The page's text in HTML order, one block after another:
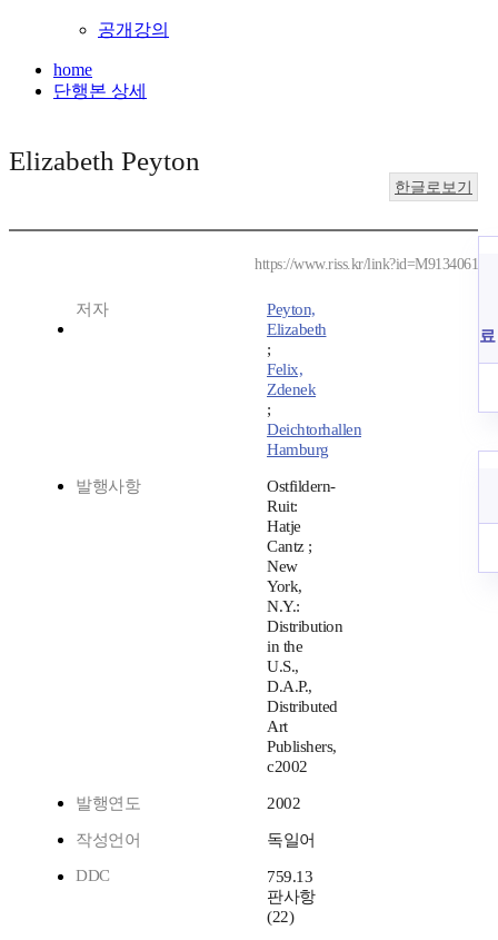
공개강의
home
단행본 상세
Elizabeth Peyton
한글로보기
https://www.riss.kr/link?id=M9134061
저자
Peyton,
Elizabeth
;
Felix,
Zdenek
;
Deichtorhallen
Hamburg
발행사항
Ostfildern-
Ruit:
Hatje
Cantz ;
New
York,
N.Y.:
Distribution
in the
U.S.,
D.A.P.,
Distributed
Art
Publishers,
c2002
발행연도 2002
작성언어
독일어
DDC
759.13
판사항
(22)
료